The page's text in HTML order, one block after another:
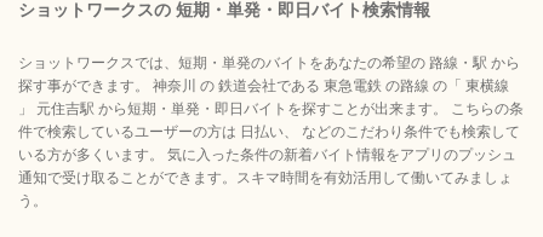
ショットワークスの 短期・単発・即日バイト検索情報
ショットワークスでは、短期・単発のバイトをあなたの希望の 路線・駅 から
探す事ができます。 神奈川 の 鉄道会社である 東急電鉄 の路線 の「 東横線
」 元住吉駅 から短期・単発・即日バイトを探すことが出来ます。 こちらの条
件で検索しているユーザーの方は 日払い、 などのこだわり条件でも検索して
いる方が多くいます。 気に入った条件の新着バイト情報をアプリのプッシュ
通知で受け取ることができます。スキマ時間を有効活用して働いてみましょ
う。